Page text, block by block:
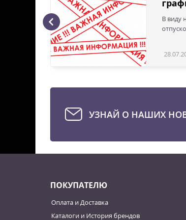
В виду
УЗНАЙ О НАШИХ
ПОКУПАТЕЛЮ
Оплата и Доставка
Каталоги и История брендов